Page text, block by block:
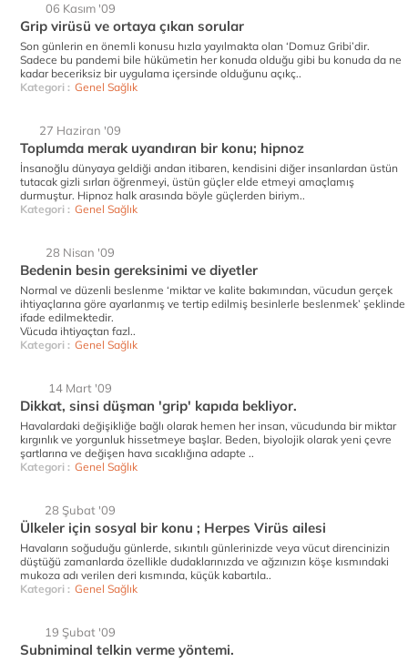
06 Kasım '09
Grip virüsü ve ortaya çıkan sorular
Son günlerin en önemli konusu hızla yayılmakta olan ‘Domuz Gribi’dir.
Sadece bu pandemi bile hükümetin her konuda olduğu gibi bu konuda da ne
kadar beceriksiz bir uygulama içersinde olduğunu açıkç..
Kategori : Genel Sağlık
27 Haziran '09
Toplumda merak uyandıran bir konu; hipnoz
İnsanoğlu dünyaya geldiği andan itibaren, kendisini diğer insanlardan üstün
tutacak gizli sırları öğrenmeyi, üstün güçler elde etmeyi amaçlamış
durmuştur. Hipnoz halk arasında böyle güçlerden biriym..
Kategori : Genel Sağlık
28 Nisan '09
Bedenin besin gereksinimi ve diyetler
Normal ve düzenli beslenme ‘miktar ve kalite bakımından, vücudun gerçek
ihtiyaçlarına göre ayarlanmış ve tertip edilmiş besinlerle beslenmek’ şeklinde
ifade edilmektedir.
Vücuda ihtiyaçtan fazl..
Kategori : Genel Sağlık
14 Mart '09
Dikkat, sinsi düşman 'grip' kapıda bekliyor.
Havalardaki değişikliğe bağlı olarak hemen her insan, vücudunda bir miktar
kırgınlık ve yorgunluk hissetmeye başlar. Beden, biyolojik olarak yeni çevre
şartlarına ve değişen hava sıcaklığına adapte ..
Kategori : Genel Sağlık
28 Şubat '09
Ülkeler için sosyal bir konu ; Herpes Virüs ailesi
Havaların soğuduğu günlerde, sıkıntılı günlerinizde veya vücut direncinizin
düştüğü zamanlarda özellikle dudaklarınızda ve ağzınızın köşe kısmındaki
mukoza adı verilen deri kısmında, küçük kabartıla..
Kategori : Genel Sağlık
19 Şubat '09
Subniminal telkin verme yöntemi.